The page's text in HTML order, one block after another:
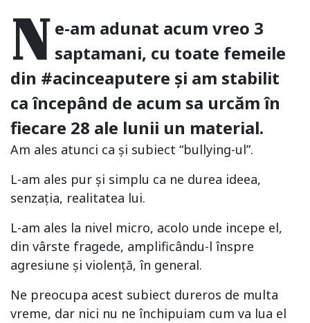
N e-am adunat acum vreo 3
saptamani, cu toate femeile
din #acinceaputere și am stabilit
ca începând de acum sa urcăm în
fiecare 28 ale lunii un material.
Am ales atunci ca și subiect “bullying-ul”.
L-am ales pur și simplu ca ne durea ideea,
senzația, realitatea lui.
L-am ales la nivel micro, acolo unde incepe el,
din vârste fragede, amplificându-l înspre
agresiune și violență, în general.
Ne preocupa acest subiect dureros de multa
vreme, dar nici nu ne închipuiam cum va lua el